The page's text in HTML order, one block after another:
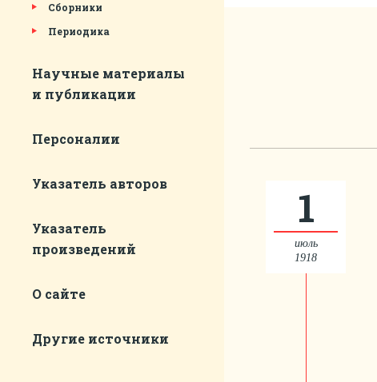
Сборники
Периодика
Научные материалы
и публикации
Персоналии
Указатель авторов
Указатель
произведений
О сайте
Другие источники
1
июль
1918